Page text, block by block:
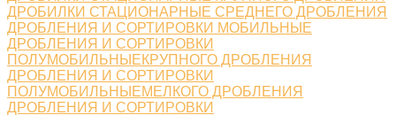
ДРОБИЛКИ СТАЦИОНАРНЫЕ СРЕДНЕГО ДРОБЛЕНИЯ
ДРОБЛЕНИЯ И СОРТИРОВКИ МОБИЛЬНЫЕ
ДРОБЛЕНИЯ И СОРТИРОВКИ
ПОЛУМОБИЛЬНЫЕКРУПНОГО ДРОБЛЕНИЯ
ДРОБЛЕНИЯ И СОРТИРОВКИ
ПОЛУМОБИЛЬНЫЕМЕЛКОГО ДРОБЛЕНИЯ
ДРОБЛЕНИЯ И СОРТИРОВКИ